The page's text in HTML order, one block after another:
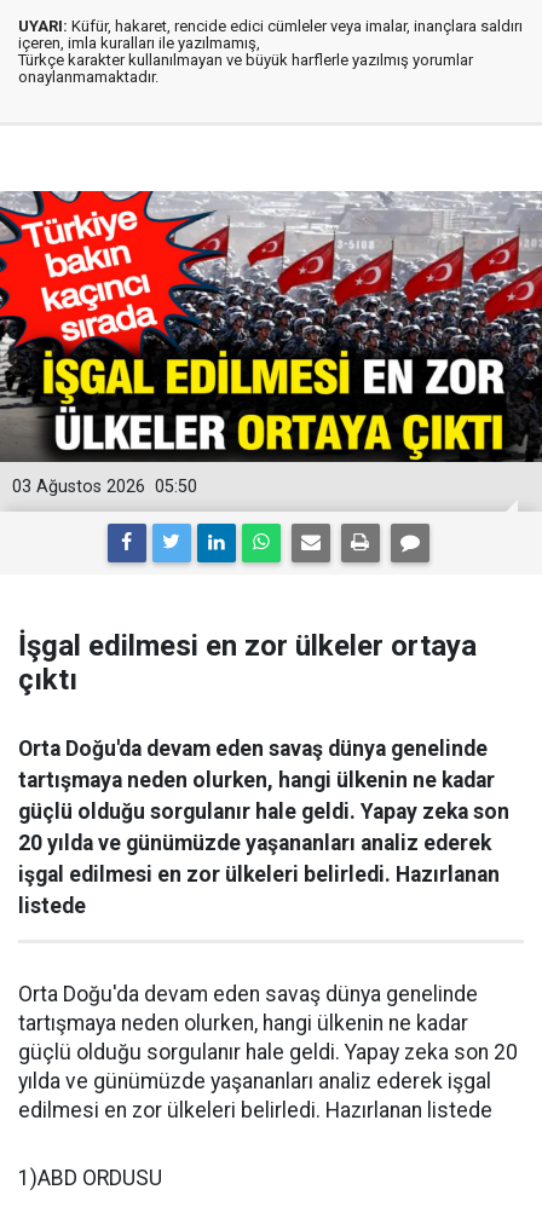
UYARI: Küfür, hakaret, rencide edici cümleler veya imalar, inançlara saldırı
içeren, imla kuralları ile yazılmamış,
Türkçe karakter kullanılmayan ve büyük harflerle yazılmış yorumlar
onaylanmamaktadır.
05:50
03 Ağustos 2026
İşgal edilmesi en zor ülkeler ortaya
çıktı
Orta Doğu'da devam eden savaş dünya genelinde
tartışmaya neden olurken, hangi ülkenin ne kadar
güçlü olduğu sorgulanır hale geldi. Yapay zeka son
20 yılda ve günümüzde yaşananları analiz ederek
işgal edilmesi en zor ülkeleri belirledi. Hazırlanan
listede
Orta Doğu'da devam eden savaş dünya genelinde
tartışmaya neden olurken, hangi ülkenin ne kadar
güçlü olduğu sorgulanır hale geldi. Yapay zeka son 20
yılda ve günümüzde yaşananları analiz ederek işgal
edilmesi en zor ülkeleri belirledi. Hazırlanan listede
1)ABD ORDUSU